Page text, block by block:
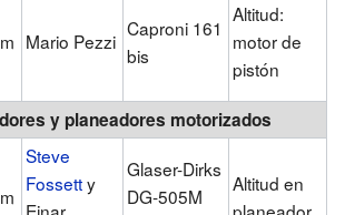
Mario Pezzi
Caproni 161
bis
Altitud:
motor de
pistón
y planeadores motorizados
Steve
Fossetty
Glaser-Dirks
DG-505M
Altitud en